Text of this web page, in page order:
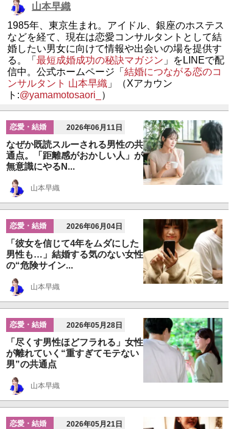
山本早織
1985年、東京生まれ。アイドル、銀座のホステス
などを経て、現在は恋愛コンサルタントとして結
婚したい男女に向けて情報や出会いの場を提供す
る。「 最短成婚成功の秘訣マガジン 」をLINEで配
信中。公式ホームページ「 結婚につながる恋のコ
ンサルタント 山本早織 」（Xアカウン
ト:@yamamotosaori_ ）
恋愛・結婚 2026年06月11日
なぜか既読スルーされる男性の共
通点。「距離感がおかしい人」が
無意識にやるN...
山本早織
恋愛・結婚 2026年06月04日
「彼女を信じて4年をムダにした
男性も…」結婚する気のない女性
の“危険サイン...
山本早織
恋愛・結婚 2026年05月28日
「尽くす男性ほどフラれる」女性
が離れていく“重すぎてモテない
男”の共通点
山本早織
恋愛・結婚 2026年05月21日